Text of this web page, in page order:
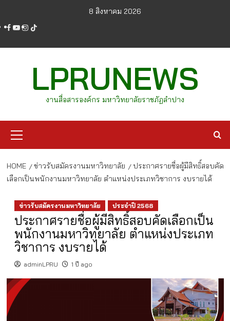
content
8 สิงหาคม 2026
facebook
youtube
instagram
tiktok
LPRUNEWS
งานสื่อสารองค์กร มหาวิทยาลัยราชภัฏลำปาง
Menu
HOME ข่าวรับสมัครงานมหาวิทยาลัย
ประกาศรายชื่อผู้มีสิทธิ์สอบคัด
เลือกเป็นพนักงานมหาวิทยาลัย ตำแหน่งประเภทวิชาการ งบรายได้
ข่าวรับสมัครงานมหาวิทยาลัย ประจำปี 2568
ประกาศรายชื่อผู้มีสิทธิ์สอบคัดเลือกเป็น
พนักงานมหาวิทยาลัย ตำแหน่งประเภท
วิชาการ งบรายได้
adminLPRU 1 ปี ago